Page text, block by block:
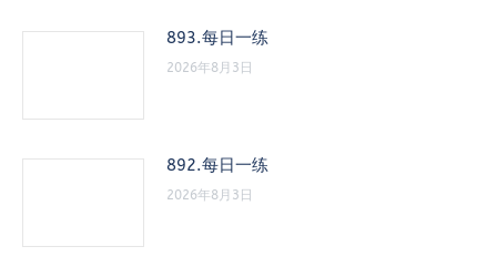
893.每日一练
2026年8月3日
892.每日一练
2026年8月3日